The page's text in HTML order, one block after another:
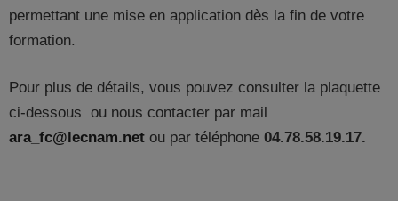
permettant une mise en application dès la fin de votre
formation.
Pour plus de détails, vous pouvez consulter la plaquette
ci-dessous ou nous contacter par mail
ara_fc@lecnam.net ou par téléphone 04.78.58.19.17.